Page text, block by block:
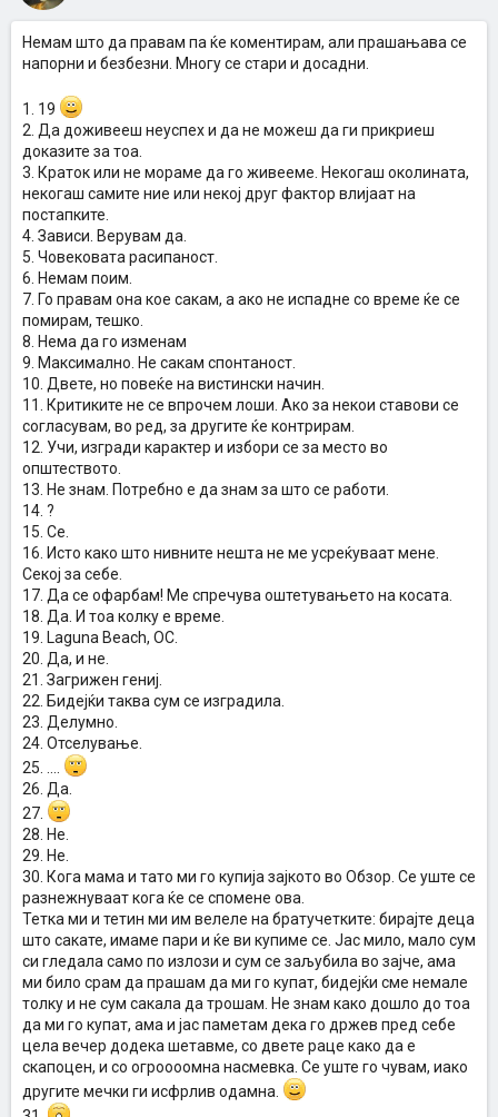
Немам што да правам па ќе коментирам, али прашањава се
напорни и безбезни. Многу се стари и досадни.
1. 19
2. Да доживееш неуспех и да не можеш да ги прикриеш
доказите за тоа.
3. Краток или не мораме да го живееме. Некогаш околината,
некогаш самите ние или некој друг фактор влијаат на
постапките.
4. Зависи. Верувам да.
5. Човековата расипаност.
6. Немам поим.
7. Го правам она кое сакам, а ако не испадне со време ќе се
помирам, тешко.
8. Нема да го изменам
9. Максимално. Не сакам спонтаност.
10. Двете, но повеќе на вистински начин.
11. Критиките не се впрочем лоши. Ако за некои ставови се
согласувам, во ред, за другите ќе контрирам.
12. Учи, изгради карактер и избори се за место во
општеството.
13. Не знам. Потребно е да знам за што се работи.
14. ?
15. Се.
16. Исто како што нивните нешта не ме усреќуваат мене.
Секој за себе.
17. Да се офарбам! Ме спречува оштетувањето на косата.
18. Да. И тоа колку е време.
19. Laguna Beach, OC.
20. Да, и не.
21. Загрижен гениј.
22. Бидејќи таква сум се изградила.
23. Делумно.
24. Отселување.
25. ....
26. Да.
27.
28. Не.
29. Не.
30. Кога мама и тато ми го купија зајкото во Обзор. Се уште се
разнежнуваат кога ќе се спомене ова.
Тетка ми и тетин ми им велеле на братучетките: бирајте деца
што сакате, имаме пари и ќе ви купиме се. Јас мило, мало сум
си гледала само по излози и сум се заљубила во зајче, ама
ми било срам да прашам да ми го купат, бидејќи сме немале
толку и не сум сакала да трошам. Не знам како дошло до тоа
да ми го купат, ама и јас паметам дека го држев пред себе
цела вечер додека шетавме, со двете раце како да е
скапоцен, и со огроооомна насмевка. Се уште го чувам, иако
другите мечки ги исфрлив одамна.